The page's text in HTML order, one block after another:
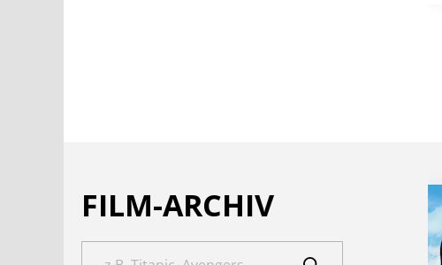
FILM-ARCHIV